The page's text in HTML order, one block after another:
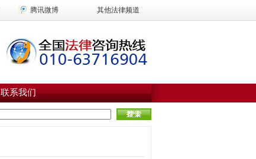
腾讯微博 其他法律频道
联系我们